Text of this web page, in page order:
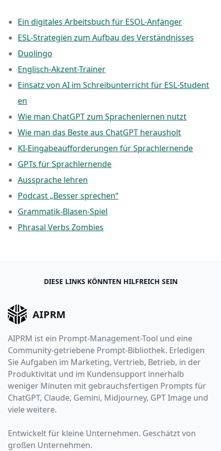
Ein digitales Arbeitsbuch für ESOL-Anfänger
ESL-Strategien zum Aufbau des Verständnisses
Duolingo
Englisch-Akzent-Trainer
Einsatz von AI im Schreibunterricht für ESL-Student
en
Wie man ChatGPT zum Sprachenlernen nutzt
Wie man das Beste aus ChatGPT herausholt
KI-Eingabeaufforderungen für Sprachlernende
GPTs für Sprachlernende
Aussprache lehren
Podcast „Besser sprechen“
Grammatik-Blasen-Spiel
Phrasal Verbs Zombies
DIESE LINKS KÖNNTEN HILFREICH SEIN
AIPRM
AIPRM ist ein Prompt-Management-Tool und eine
Community-getriebene Prompt-Bibliothek. Erledigen
Sie Aufgaben im Marketing, Vertrieb, Betrieb, in der
Produktivität und im Kundensupport innerhalb
weniger Minuten mit gebrauchsfertigen Prompts für
ChatGPT, Claude, Gemini, Midjourney, GPT Image und
viele weitere.
Entwickelt für kleine Unternehmen. Geschätzt von
großen Unternehmen.